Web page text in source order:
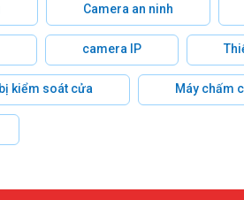
Camera an ninh
camera IP
kiểm soát cửa Máy chấm